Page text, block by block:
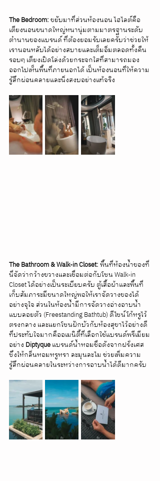
The Bedroom: ขยับมาที่ส่วนห้องนอน ไฮไลต์คือ
เตียงนอนขนาดใหญ่หนานุ่มตามมาตรฐานระดับ
ตำนานของแบรนด์ ที่ต้องยอมรับเลยครับว่าช่วยให้
เรานอนหลับได้อย่างสบายและเต็มอิ่มตลอดทั้งคืน
รอบๆ เตียงเปิดโล่งด้วยกระจกใสที่สามารถมอง
ออกไปเห็นพื้นที่ภายนอกได้ เป็นห้องนอนที่ให้ความ
รู้สึกผ่อนคลายและนิ่งสงบอย่างแท้จริง
The Bathroom & Walk-in Closet: พื้นที่ห้องน้ำของที่
นี่จัดว่ากว้างขวางและเชื่อมต่อกับโซน Walk-in
Closet ได้อย่างเป็นระเบียบครับ ตู้เสื้อผ้าและพื้นที่
เก็บสัมภาระมีขนาดใหญ่พอให้เราจัดวางของได้
อย่างจุใจ ส่วนในห้องน้ำมีการจัดวางอ่างอาบน้ำ
แบบลอยตัว (Freestanding Bathtub) ดีไซน์โก้หรูไว้
ตรงกลาง และแยกโซนฝักบัวกับห้องสุขาไว้อย่างดี
ที่ประทับใจมากคืออเมนิตี้ที่เลือกใช้แบรนด์พรีเมียม
อย่าง Diptyque แบรนด์น้ำหอมชื่อดังจากฝรั่งเศส
ซึ่งให้กลิ่นหอมหรูหรา ละมุนละไม ช่วยเพิ่มความ
รู้สึกผ่อนคลายในระหว่างการอาบน้ำได้ดีมากครับ